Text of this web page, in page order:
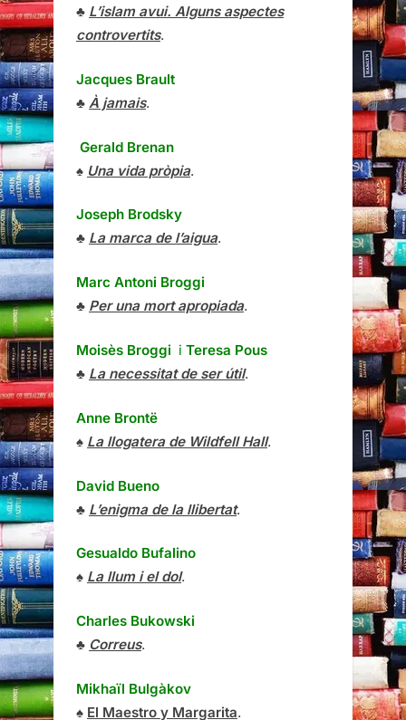
♣ L’islam avui. Alguns aspectes
controvertits.
Jacques Brault
♣ À jamais.
Gerald Brenan
♠ Una vida pròpia.
Joseph Brodsky
♣ La marca de l’aigua.
Marc Antoni Broggi
♣ Per una mort apropiada.
Moisès Broggi i Teresa Pous
♣ La necessitat de ser útil.
Anne Brontë
♠ La llogatera de Wildfell Hall.
David Bueno
♣ L’enigma de la llibertat.
Gesualdo Bufalino
♠ La llum i el dol.
Charles Bukowski
♣ Correus.
Mikhaïl Bulgàkov
♠ El Maestro y Margarita.